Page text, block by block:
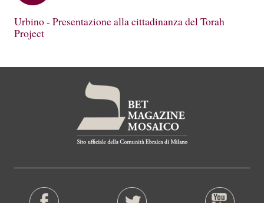
Urbino - Presentazione alla cittadinanza del Torah
Project